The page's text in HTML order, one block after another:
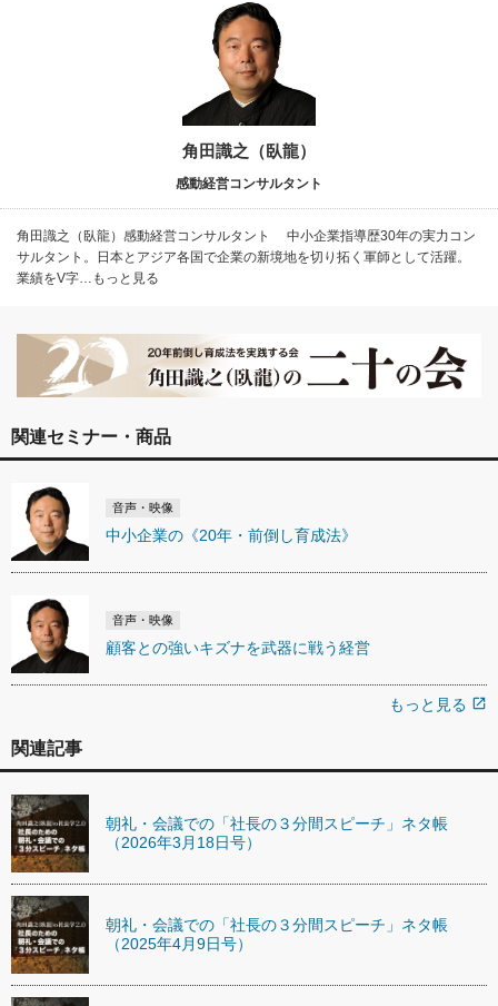
角田識之（臥龍）
感動経営コンサルタント
角田識之（臥龍）感動経営コンサルタント 中小企業指導歴30年の実力コン
サルタント。日本とアジア各国で企業の新境地を切り拓く軍師として活躍。
業績をV字…もっと見る
関連セミナー・商品
音声・映像
中小企業の《20年・前倒し育成法》
音声・映像
顧客との強いキズナを武器に戦う経営
もっと見る open_in_new
関連記事
朝礼・会議での「社長の３分間スピーチ」ネタ帳
（2026年3月18日号）
朝礼・会議での「社長の３分間スピーチ」ネタ帳
（2025年4月9日号）